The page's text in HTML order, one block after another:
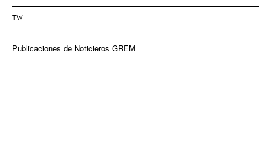
TW
Publicaciones de Noticieros GREM